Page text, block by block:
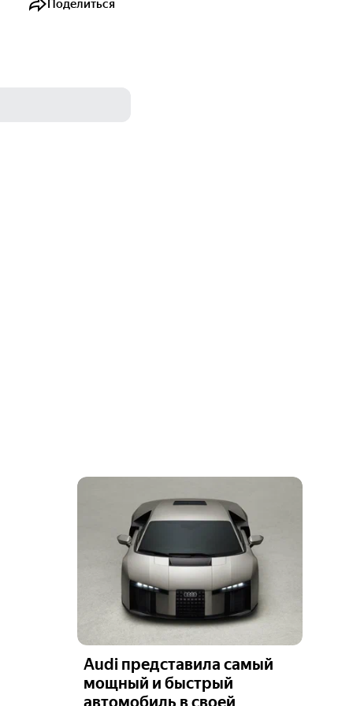
Поделиться
Audi представила самый
мощный и быстрый